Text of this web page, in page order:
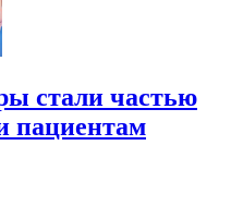
стали частью
пациентам